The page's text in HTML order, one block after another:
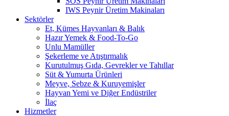
IWS Peynir Üretim Makinaları
Sektörler
Et, Kümes Hayvanları & Balık
Hazır Yemek & Food-To-Go
Unlu Mamüller
Şekerleme ve Atıştırmalık
Kurutulmuş Gıda, Gevrekler ve Tahıllar
Süt & Yumurta Ürünleri
Meyve, Sebze & Kuruyemişler
Hayvan Yemi ve Diğer Endüstriler
İlaç
Hizmetler